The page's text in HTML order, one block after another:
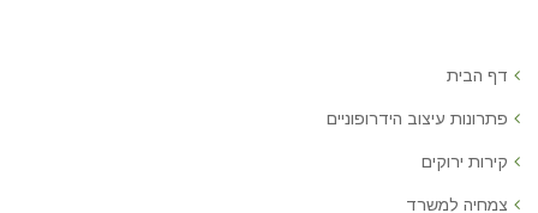
דף הבית
פתרונות עיצוב הידרופוניים
קירות ירוקים
צמחיה למשרד